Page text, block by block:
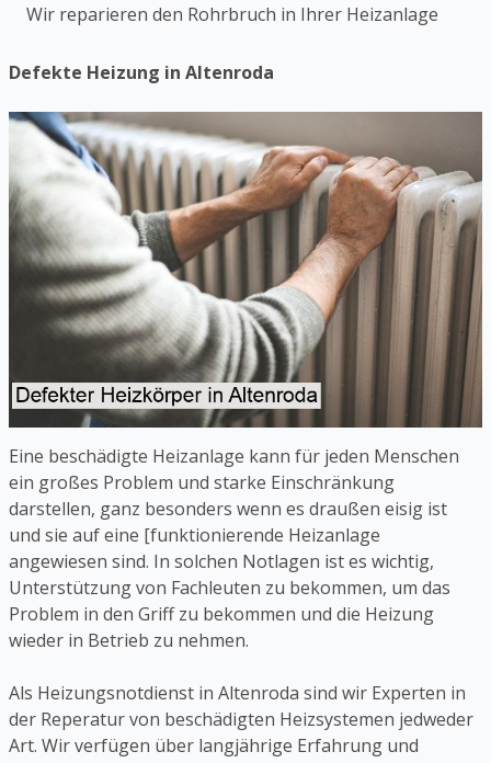
Wir reparieren den Rohrbruch in Ihrer Heizanlage
Defekte Heizung in Altenroda
Eine beschädigte Heizanlage kann für jeden Menschen
ein großes Problem und starke Einschränkung
darstellen, ganz besonders wenn es draußen eisig ist
und sie auf eine [funktionierende Heizanlage
angewiesen sind. In solchen Notlagen ist es wichtig,
Unterstützung von Fachleuten zu bekommen, um das
Problem in den Griff zu bekommen und die Heizung
wieder in Betrieb zu nehmen.
Als Heizungsnotdienst in Altenroda sind wir Experten in
der Reperatur von beschädigten Heizsystemen jedweder
Art. Wir verfügen über langjährige Erfahrung und